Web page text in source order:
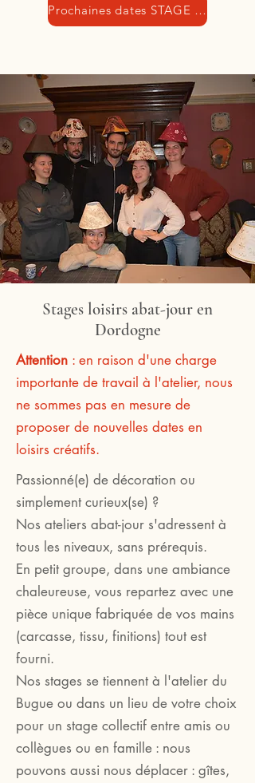
Prochaines dates STAGE PROFESSIONNEL: 14 / 15 / 16 septembre
Stages loisirs abat-jour en
Dordogne
Attention : en raison d'une charge
importante de travail à l'atelier, nous
ne sommes pas en mesure de
proposer de nouvelles dates en
loisirs créatifs.
Passionné(e) de décoration ou
simplement curieux(se) ?
Nos ateliers abat-jour s'adressent à
tous les niveaux, sans prérequis.
En petit groupe, dans une ambiance
chaleureuse, vous repartez avec une
pièce unique fabriquée de vos mains
(carcasse, tissu, finitions) tout est
fourni.
Nos stages se tiennent à l'atelier du
Bugue ou dans un lieu de votre choix
pour un stage collectif entre amis ou
collègues ou en famille : nous
pouvons aussi nous déplacer : gîtes,